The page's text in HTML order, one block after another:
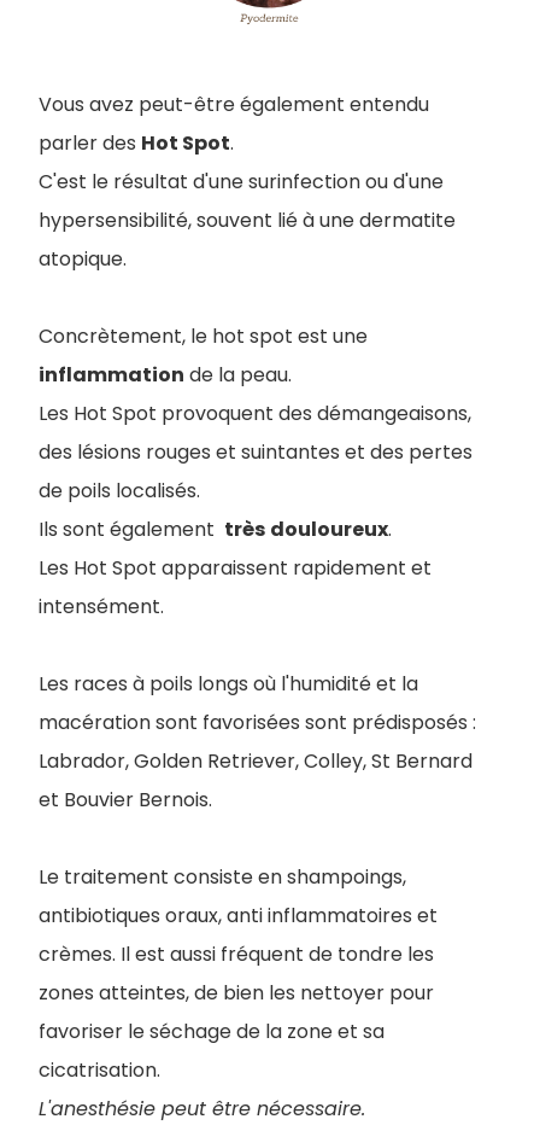
Vous avez peut-être également entendu
parler des Hot Spot.
C'est le résultat d'une surinfection ou d'une
hypersensibilité, souvent lié à une dermatite
atopique.
Concrètement, le hot spot est une
inflammation de la peau.
Les Hot Spot provoquent des démangeaisons,
des lésions rouges et suintantes et des pertes
de poils localisés.
Ils sont également très douloureux.
Les Hot Spot apparaissent rapidement et
intensément.
Les races à poils longs où l'humidité et la
macération sont favorisées sont prédisposés :
Labrador, Golden Retriever, Colley, St Bernard
et Bouvier Bernois.
Le traitement consiste en shampoings,
antibiotiques oraux, anti inflammatoires et
crèmes. Il est aussi fréquent de tondre les
zones atteintes, de bien les nettoyer pour
favoriser le séchage de la zone et sa
cicatrisation.
L'anesthésie peut être nécessaire.